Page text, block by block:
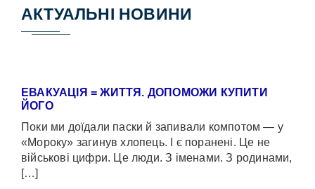
АКТУАЛЬНІ НОВИНИ
ЕВАКУАЦІЯ = ЖИТТЯ. ДОПОМОЖИ КУПИТИ
ЙОГО
Поки ми доїдали паски й запивали компотом — у
«Мороку» загинув хлопець. І є поранені. Це не
військові цифри. Це люди. З іменами. З родинами,
[…]